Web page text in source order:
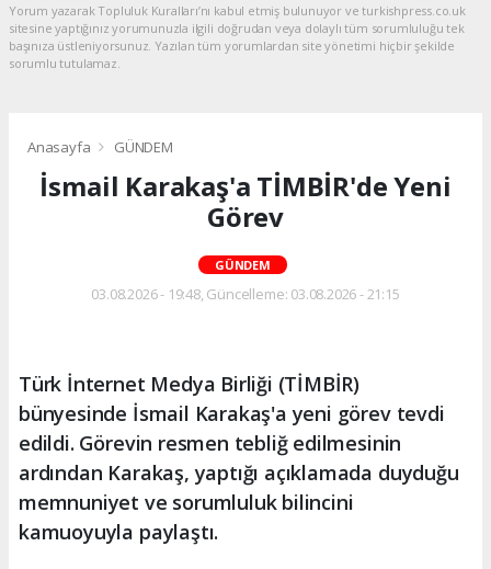
Yorum yazarak Topluluk Kuralları’nı kabul etmiş bulunuyor ve turkishpress.co.uk
sitesine yaptığınız yorumunuzla ilgili doğrudan veya dolaylı tüm sorumluluğu tek
başınıza üstleniyorsunuz. Yazılan tüm yorumlardan site yönetimi hiçbir şekilde
sorumlu tutulamaz.
Anasayfa GÜNDEM
İsmail Karakaş'a TİMBİR'de Yeni
Görev
GÜNDEM
03.08.2026 - 19:48, Güncelleme: 03.08.2026 - 21:15
Türk İnternet Medya Birliği (TİMBİR)
bünyesinde İsmail Karakaş'a yeni görev tevdi
edildi. Görevin resmen tebliğ edilmesinin
ardından Karakaş, yaptığı açıklamada duyduğu
memnuniyet ve sorumluluk bilincini
kamuoyuyla paylaştı.